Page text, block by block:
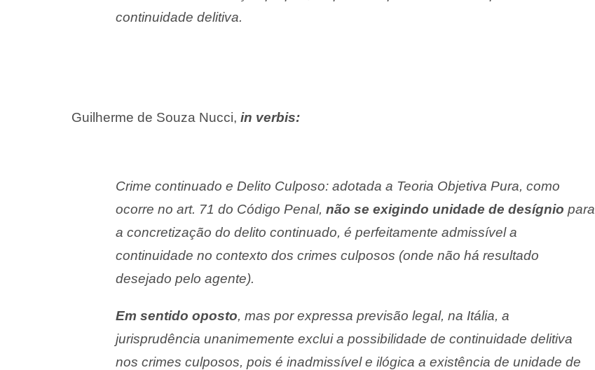
continuidade delitiva.
Guilherme de Souza Nucci, in verbis:
Crime continuado e Delito Culposo: adotada a Teoria Objetiva Pura, como
ocorre no art. 71 do Código Penal, não se exigindo unidade de desígnio para
a concretização do delito continuado, é perfeitamente admissível a
continuidade no contexto dos crimes culposos (onde não há resultado
desejado pelo agente).
Em sentido oposto, mas por expressa previsão legal, na Itália, a
jurisprudência unanimemente exclui a possibilidade de continuidade delitiva
nos crimes culposos, pois é inadmissível e ilógica a existência de unidade de